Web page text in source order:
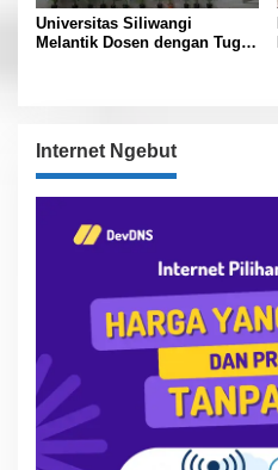
Universitas Siliwangi
Melantik Dosen dengan Tugas
Internet Ngebut